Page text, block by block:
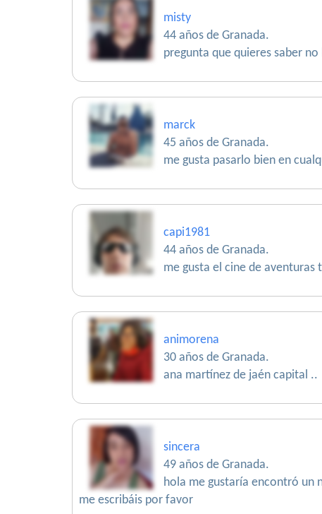
misty
44 años de Granada.
pregunta que quieres saber
marck
45 años de Granada.
me gusta pasarlo bien en
capi1981
44 años de Granada.
me gusta el cine de
animorena
30 años de Granada.
ana martínez de jaén capital ..
sincera
49 años de Granada.
hola me gustaría encontró un
me escribáis por favor